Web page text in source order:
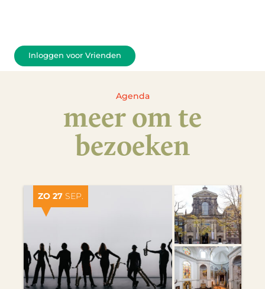
Inloggen voor Vrienden
Agenda
meer om te
bezoeken
ZO 27 SEP.